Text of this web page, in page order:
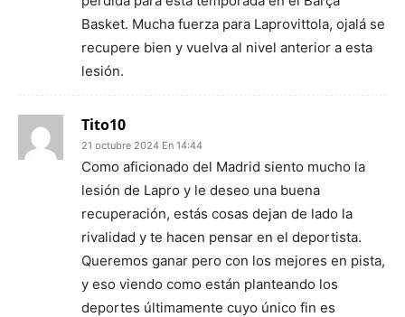
Basket. Mucha fuerza para Laprovittola, ojalá se
recupere bien y vuelva al nivel anterior a esta
lesión.
Tito10
21 octubre 2024 En 14:44
Como aficionado del Madrid siento mucho la
lesión de Lapro y le deseo una buena
recuperación, estás cosas dejan de lado la
rivalidad y te hacen pensar en el deportista.
Queremos ganar pero con los mejores en pista,
y eso viendo como están planteando los
deportes últimamente cuyo único fin es